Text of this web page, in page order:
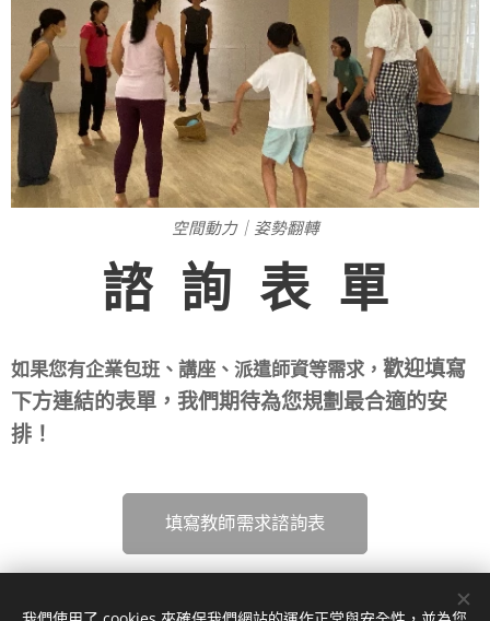
空間動力｜姿勢翻轉
諮 詢 表 單
如果您有企業包班、講座、派遣師資等需求， 歡迎填寫
下方連結的表單，我們期待為您規劃最合適的安
排！
填寫教師需求諮詢表